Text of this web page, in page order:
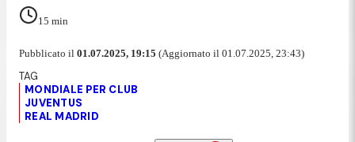
15 min
Pubblicato il 01.07.2025, 19:15 (Aggiornato il 01.07.2025, 23:43)
MONDIALE PER CLUB
JUVENTUS
REAL MADRID